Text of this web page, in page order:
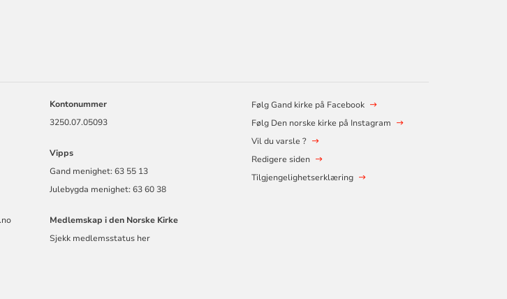
Kontonummer
3250.07.05093
Vipps
Gand menighet: 63 55 13
Julebygda menighet: 63 60 38
Medlemskap i den Norske Kirke
Sjekk medlemsstatus her
Følg Gand kirke på Facebook
Følg Den norske kirke på Instagram
Vil du varsle ?
Redigere siden
Tilgjengelighetserklæring